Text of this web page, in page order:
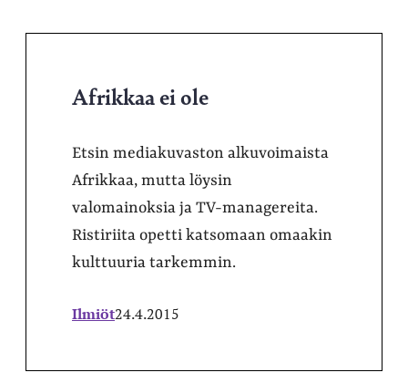
Afrikkaa ei ole
Etsin mediakuvaston alkuvoimaista
Afrikkaa, mutta löysin
valomainoksia ja TV-managereita.
Ristiriita opetti katsomaan omaakin
kulttuuria tarkemmin.
Ilmiöt24.4.2015